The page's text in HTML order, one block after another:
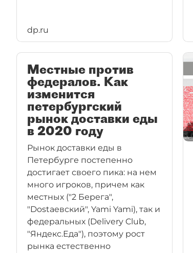
dp.ru
Местные против
федералов. Как
изменится
петербургский
рынок доставки еды
в 2020 году
Рынок доставки еды в
Петербурге постепенно
достигает своего пика: на нем
много игроков, причем как
местных ("2 Берега",
"Dostaевский", Yami Yami), так и
федеральных (Delivery Club,
"Яндекс.Еда"), поэтому рост
рынка естественно